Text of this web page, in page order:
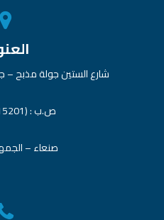
شارع الستين جولة مذبح –
ص.ب : (15201 – 13064)
صنعاء –